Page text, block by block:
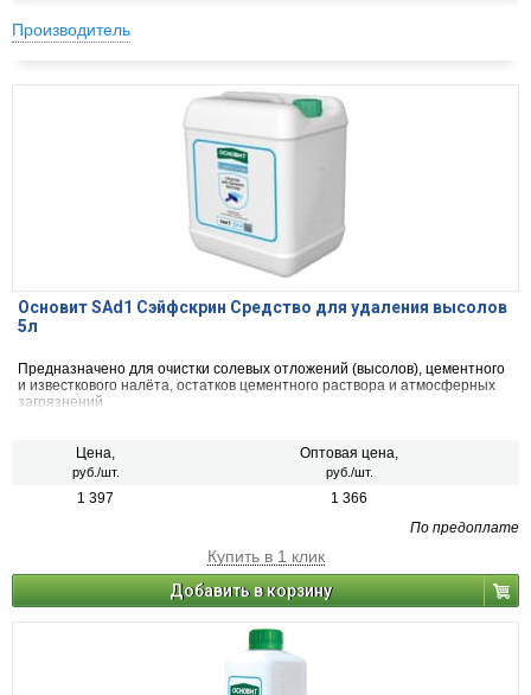
Производитель
Основит SAd1 Сэйфскрин Средство для удаления высолов
5л
Предназначено для очистки солевых отложений (высолов), цементного
и известкового налёта, остатков цементного раствора и атмосферных
загрязнений
Цена,
руб./шт.
Оптовая цена,
руб./шт.
1 397
1 366
По предоплате
Купить в 1 клик
Добавить в корзину